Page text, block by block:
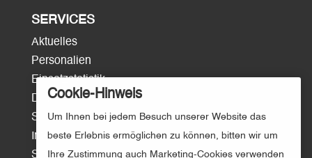
SERVICES
Aktuelles
Personalien
Einsatzstatistik
Download
Surftipps
Intern/Login
Sitemap
Cookie-Hinweis
Um Ihnen bei jedem Besuch unserer Website das
beste Erlebnis ermöglichen zu können, bitten wir um
Ihre Zustimmung auch Marketing-Cookies verwenden